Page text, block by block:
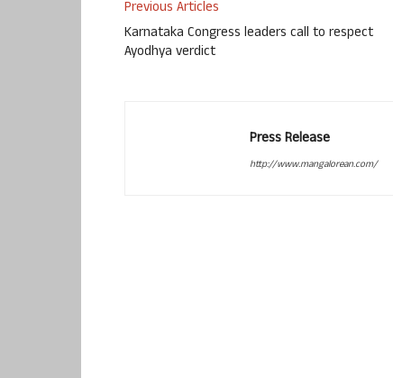
Previous Articles
Karnataka Congress leaders call to respect
Ayodhya verdict
Press Release
http://www.mangalorean.com/